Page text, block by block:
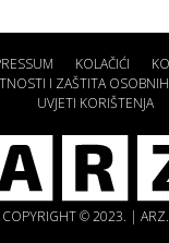
KOLAČIĆI
I ZAŠTITA
UVJETI KORIŠTENJA
COPYRIGHT © 2023. |